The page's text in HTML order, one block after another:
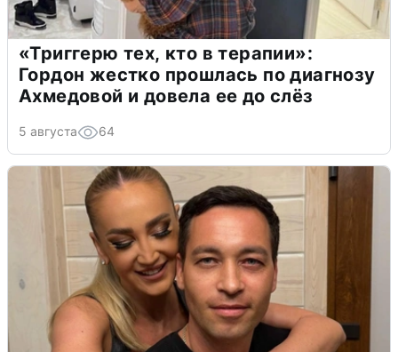
«Триггерю тех, кто в терапии»:
Гордон жестко прошлась по диагнозу
Ахмедовой и довела ее до слёз
5 августа 64